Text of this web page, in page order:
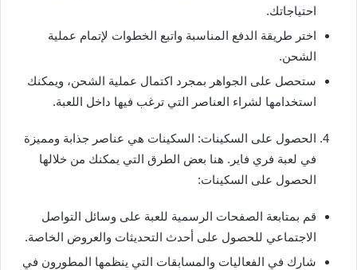
احتياجاتك.
اختر طريقة الدفع المناسبة واتبع الخطوات لإتمام عملية
الشحن.
ستحصل على الجواهر بمجرد اكتمال عملية الشحن، ويمكنك
استخدامها لشراء العناصر التي ترغب فيها داخل اللعبة.
الحصول على السكينات: السكينات هي عناصر جذابة ومميزة
في لعبة فري فاير. هنا بعض الطرق التي يمكنك من خلالها
الحصول على السكينات:
قم بمتابعة الصفحات الرسمية للعبة على وسائل التواصل
الاجتماعي للحصول على أحدث التحديثات والعروض الخاصة.
شارك في الفعاليات والمسابقات التي ينظمها المطورون في